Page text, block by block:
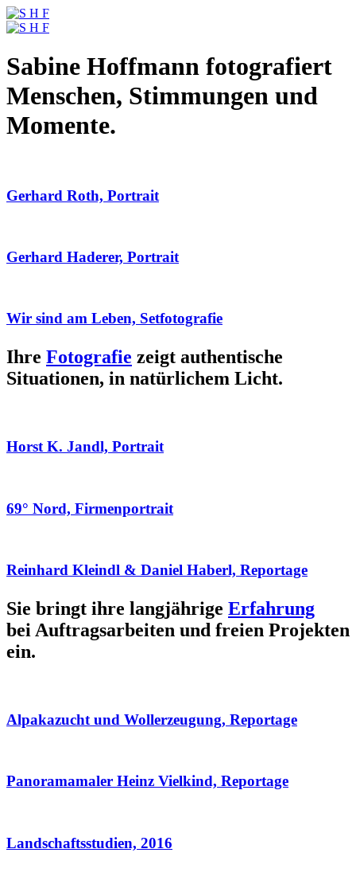
Sabine Hoffmann fotografiert
Menschen, Stimmungen und
Momente.
Gerhard Roth, Portrait
Gerhard Haderer, Portrait
Wir sind am Leben, Setfotografie
Ihre Fotografie zeigt authentische
Situationen, in natürlichem Licht.
Horst K. Jandl, Portrait
69° Nord, Firmenportrait
Reinhard Kleindl & Daniel Haberl, Reportage
Sie bringt ihre langjährige Erfahrung
bei Auftragsarbeiten und freien Projekten
ein.
Alpakazucht und Wollerzeugung, Reportage
Panoramamaler Heinz Vielkind, Reportage
Landschaftsstudien, 2016